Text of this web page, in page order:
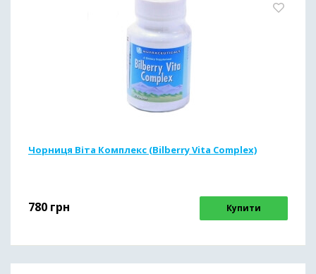
Чорниця Віта Комплекс (Bilberry Vita Complex)
780 грн Купити